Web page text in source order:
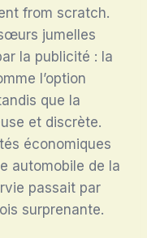
from scratch.
jumelles
la publicité : la
l’option
que la
et discrète.
économiques
automobile de la
passait par
surprenante.